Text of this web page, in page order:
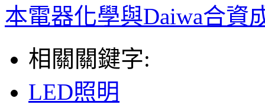
本電器化學與Daiwa合資
相關關鍵字:
LED照明